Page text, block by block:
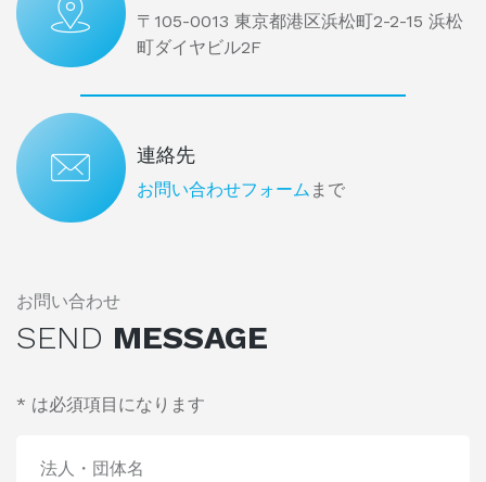
〒105-0013 東京都港区浜松町2-2-15 浜松
町ダイヤビル2F
連絡先
お問い合わせフォーム まで
お問い合わせ
SEND MESSAGE
* は必須項目になります